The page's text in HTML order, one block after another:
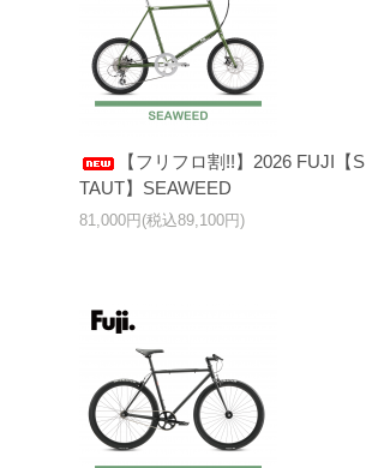
【フリフロ割!!】2026 FUJI【S
TAUT】SEAWEED
81,000円(税込89,100円)